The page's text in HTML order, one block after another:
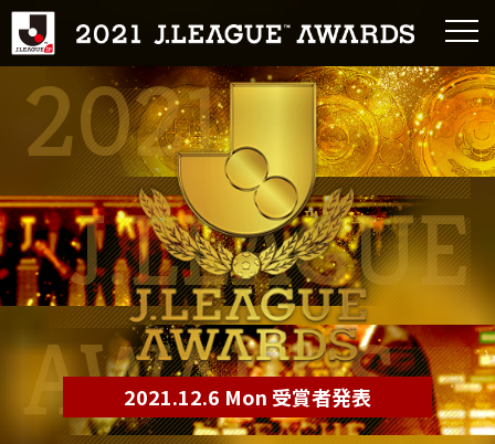
2021
J.LEAGUE
AWARDS
2021.12.6 Mon 受賞者発表